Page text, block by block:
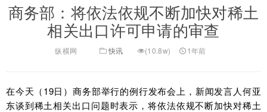
商务部：将依法依规不断加快对稀土
相关出口许可申请的审查
纵横网 快讯 (10.8w) 1年前
在今天（19日）商务部举行的例行发布会上，新闻发言人何亚
东谈到稀土相关出口问题时表示，将依法依规不断加快对稀土